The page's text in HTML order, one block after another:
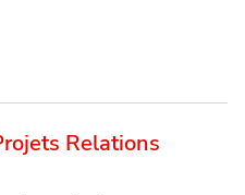
Relations